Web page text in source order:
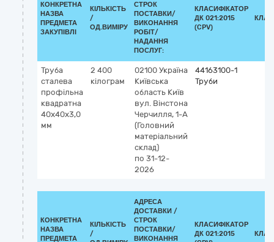
КОНКРЕТНА
НАЗВА
ПРЕДМЕТА
ЗАКУПІВЛІ
КІЛЬКІСТЬ
/
ОД.ВИМІРУ
СТРОК
ПОСТАВКИ/
ВИКОНАННЯ
РОБІТ/
НАДАННЯ
ПОСЛУГ:
КЛАСИФІКАТОР
ДК 021:2015
(CPV)
Труба
сталева
профільна
квадратна
40х40х3,0
мм
2 400
кілограм
02100 Україна
Київська
область Київ
вул. Вінстона
Черчилля, 1-А
(Головний
матеріальний
склад)
по 31-12-
2026
44163100-1
Труби
КОНКРЕТНА
НАЗВА
ПРЕДМЕТА
КІЛЬКІСТЬ
/
АДРЕСА
ДОСТАВКИ /
СТРОК
ПОСТАВКИ/
ВИКОНАННЯ
КЛАСИФІКАТОР
ДК 021:2015